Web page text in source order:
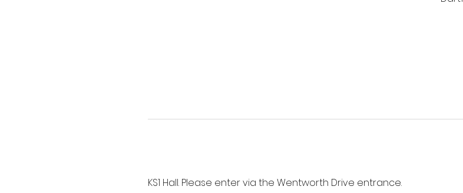
KS1 Hall. Please enter via the Wentworth Drive entrance.